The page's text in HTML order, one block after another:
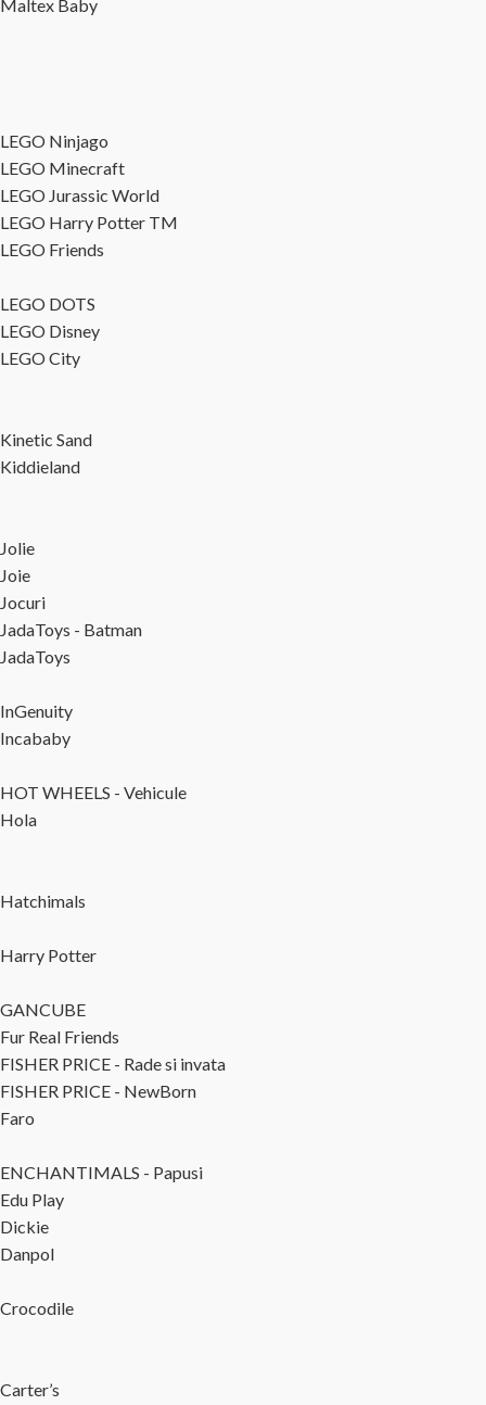
Maltex Baby
LEGO Ninjago
LEGO Minecraft
LEGO Jurassic World
LEGO Harry Potter TM
LEGO Friends
LEGO DOTS
LEGO Disney
LEGO City
Kinetic Sand
Kiddieland
Jolie
Joie
Jocuri
JadaToys - Batman
JadaToys
InGenuity
Incababy
HOT WHEELS - Vehicule
Hola
Hatchimals
Harry Potter
GANCUBE
Fur Real Friends
FISHER PRICE - Rade si invata
FISHER PRICE - NewBorn
Faro
ENCHANTIMALS - Papusi
Edu Play
Dickie
Danpol
Crocodile
Carter’s